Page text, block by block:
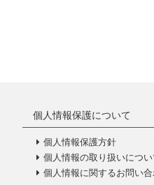
個人情報保護について
個人情報保護方針
個人情報の取り扱いについ
個人情報に関するお問い